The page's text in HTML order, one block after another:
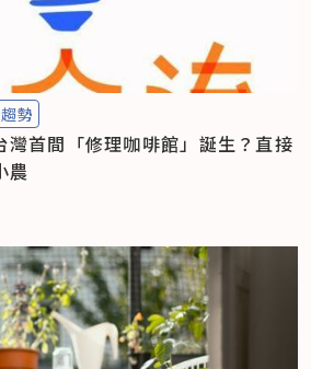
趨勢
首間「修理咖啡館」誕生？直接
農